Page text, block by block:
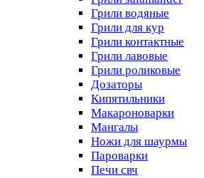
Грили водяные
Грили для кур
Грили контактные
Грили лавовые
Грили роликовые
Дозаторы
Кипятильники
Макароноварки
Мангалы
Ножи для шаурмы
Пароварки
Печи свч